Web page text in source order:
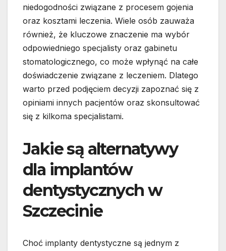
niedogodności związane z procesem gojenia
oraz kosztami leczenia. Wiele osób zauważa
również, że kluczowe znaczenie ma wybór
odpowiedniego specjalisty oraz gabinetu
stomatologicznego, co może wpłynąć na całe
doświadczenie związane z leczeniem. Dlatego
warto przed podjęciem decyzji zapoznać się z
opiniami innych pacjentów oraz skonsultować
się z kilkoma specjalistami.
Jakie są alternatywy
dla implantów
dentystycznych w
Szczecinie
Choć implanty dentystyczne są jednym z